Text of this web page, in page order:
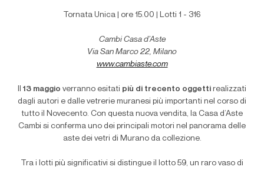
Tornata Unica | ore 15.00 | Lotti 1 - 316
Cambi Casa d’Aste
Via San Marco 22, Milano
www.cambiaste.com
13 maggio verranno esitati più di trecento oggetti realizzati
dagli autori e dalle vetrerie muranesi più importanti nel corso di
tutto il Novecento. Con questa nuova vendita, la Casa d’Aste
Cambi si conferma uno dei principali motori nel panorama delle
aste dei vetri di Murano da collezione.
Tra i lotti più significativi si distingue il lotto 59, un raro vaso di